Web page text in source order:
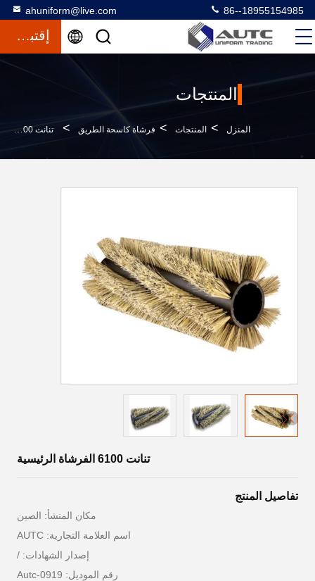
ahuniform@live.com 86--18955154985
إقتباس
المنتجات
المنزل > المنتجات > فرشاة كاسحة الطريق > تنانت 6100 الفرشاة الرئيسية
تنانت 6100 الفرشاة الرئيسية
تفاصيل المنتج
مكان المنشأ: الصين
اسم العلامة التجارية: AUTC
إصدار الشهادات: /
رقم الموديل: Autc-0919